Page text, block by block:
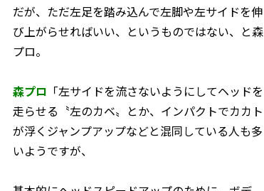
だが、ただ左足を踏み込んで左脚や左サイドを伸
び上がらせればいい、というものではない、と森
プロ。
森プロ 「左サイドを流さないようにしてヘッドを
走らせる〝左のカベ〟とか、インパクトでカカト
が浮くジャンプアップなどと混同している人も多
いようですが、